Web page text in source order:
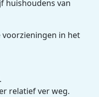
huishoudens van
in het
relatief ver weg.